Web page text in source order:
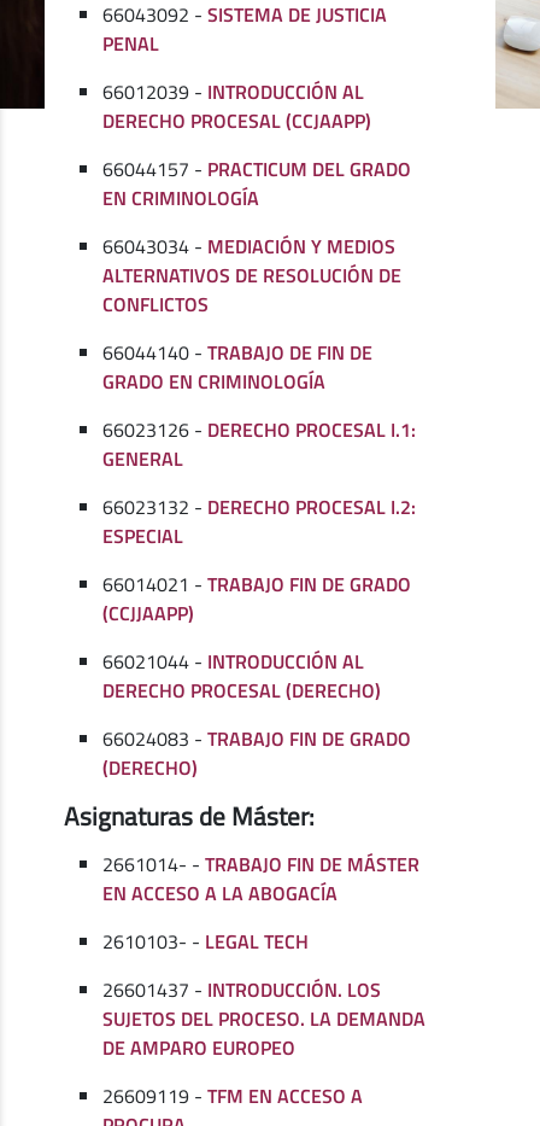
66043092 -SISTEMA DE JUSTICIA
PENAL
66012039 - INTRODUCCIÓN AL
DERECHO PROCESAL (CCJAAPP)
66044157 - PRACTICUM DEL GRADO
EN CRIMINOLOGÍA
66043034 - MEDIACIÓN Y MEDIOS
ALTERNATIVOS DE RESOLUCIÓN DE
CONFLICTOS
66044140 -TRABAJO DE FIN DE
GRADO EN CRIMINOLOGÍA
66023126 - DERECHO PROCESAL I.1:
GENERAL
66023132 - DERECHO PROCESAL I.2:
ESPECIAL
66014021 -TRABAJO FIN DE GRADO
(CCJJAAPP)
66021044 - INTRODUCCIÓN AL
DERECHO PROCESAL (DERECHO)
66024083 -TRABAJO FIN DE GRADO
(DERECHO)
Asignaturas de Máster:
2661014- -TRABAJO FIN DE MÁSTER
EN ACCESO A LA ABOGACÍA
2610103- - LEGAL TECH
26601437 - INTRODUCCIÓN. LOS
SUJETOS DEL PROCESO. LA DEMANDA
DE AMPARO EUROPEO
26609119 -TFM EN ACCESO A